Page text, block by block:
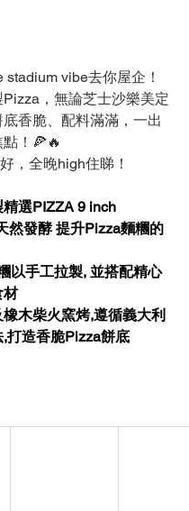
stadium vibe去你屋企！
，無論芝士沙樂美定
香脆、配料滿滿，一出
！🍕🔥
，全晚high住睇！
選PIZZA 9 inch
然發酵 提升Pizza麵糰的
以手工拉製, 並搭配精心
材
橡木柴火窯烤,遵循義大利
打造香脆Pizza餅底